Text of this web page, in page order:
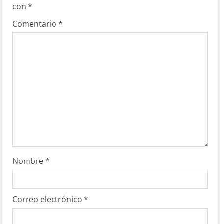
con *
Comentario *
Nombre*
Correo electrónico *